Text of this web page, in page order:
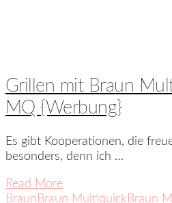
Grillen mit Braun
MQ {Werbung}
Es gibt Kooperationen, die
besonders, denn ich …
Read More
Braun Braun Multiquick Braun